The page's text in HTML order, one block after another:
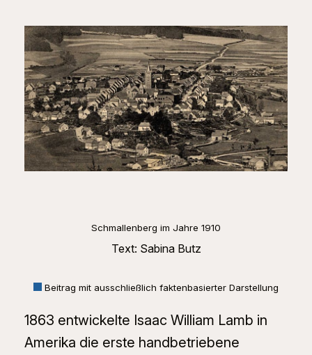
Schmallenberg im Jahre 1910
Text: Sabina Butz
Beitrag mit ausschließlich faktenbasierter Darstellung
1863 entwickelte Isaac William Lamb in
Amerika die erste handbetriebene